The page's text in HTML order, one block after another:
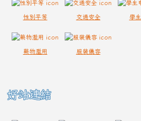
性別平等 交通安全 學
藥物濫用 服裝儀容
好站連結